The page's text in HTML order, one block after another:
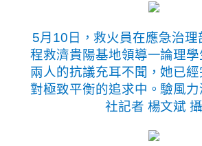
5月10日，救火員在應急治理
程救濟貴陽基地領導一論理
兩人的抗議充耳不聞，她已
對極致平衡的追求中。驗風
社記者 楊文斌 攝